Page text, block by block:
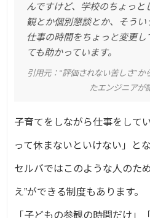
んですけど、学校のちょっ
観とか個別懇談とか、そう
仕事の時間をちょっと変更
ても助かっています。
引用元： “評価されない苦しさ”
たエンジニアが
子育てをしながら仕事をして
って休まないといけない」と
セルバではこのような人のた
え”ができる制度もあります。
「子どもの参観の時間だけ」